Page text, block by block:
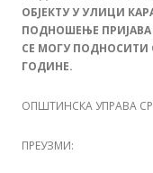
ОБЈЕКТУ У УЛИЦИ
ПОДНОШЕЊЕ ПРИЈАВА
СЕ МОГУ ПОДНОСИТИ
ГОДИНЕ.
ОПШТИНСКА УПРАВА
ПРЕУЗМИ: